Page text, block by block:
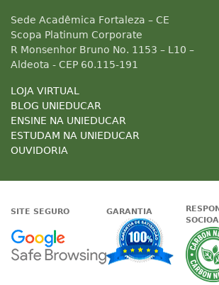
Sede Acadêmica Fortaleza – CE
Scopa Platinum Corporate
R Monsenhor Bruno No. 1153 – L10 –
Aldeota - CEP 60.115-191
LOJA VIRTUAL
BLOG UNIEDUCAR
ENSINE NA UNIEDUCAR
ESTUDAM NA UNIEDUCAR
OUVIDORIA
SITE SEGURO
Google -
GARANTIA